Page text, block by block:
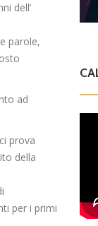
dell’
parole,
ad
prova
della
per i primi